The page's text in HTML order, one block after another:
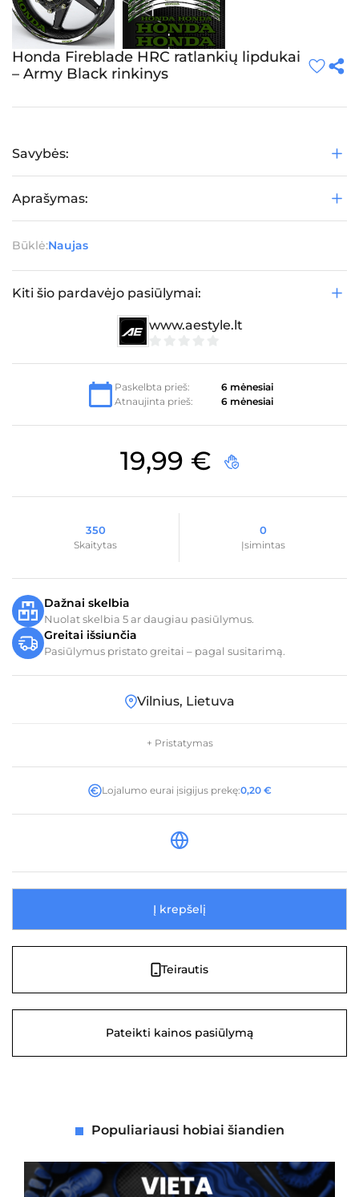
Honda Fireblade HRC ratlankių lipdukai
– Army Black rinkinys
Savybės:
Aprašymas:
Būklė:Naujas
Kiti šio pardavėjo pasiūlymai:
www.aestyle.lt
5
Paskelbta prieš:
6 mėnesiai
Atnaujinta prieš:
6 mėnesiai
19,99 €
350
Skaitytas
0
Įsimintas
Dažnai skelbia
Nuolat skelbia 5 ar daugiau pasiūlymus.
Greitai išsiunčia
Pasiūlymus pristato greitai – pagal susitarimą.
Vilnius, Lietuva
+ Pristatymas
Lojalumo eurai įsigijus prekę:0,20 €
Į krepšelį
Teirautis
Pateikti kainos pasiūlymą
Populiariausi hobiai šiandien